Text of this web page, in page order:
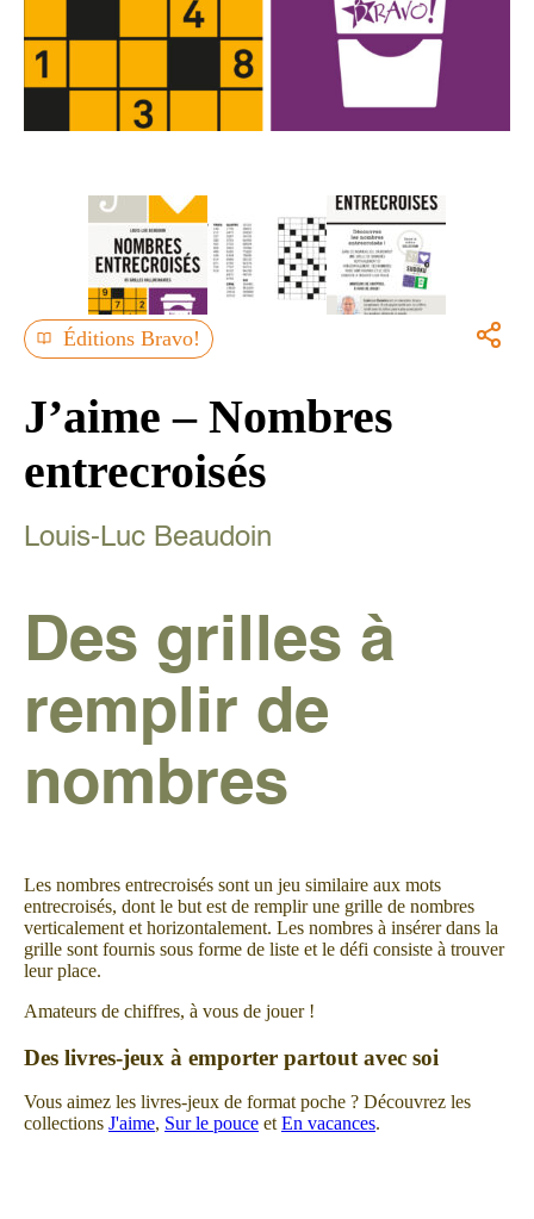
Éditions Bravo!
J’aime – Nombres
entrecroisés
Louis-Luc Beaudoin
Des grilles à
remplir de
nombres
Les nombres entrecroisés sont un jeu similaire aux mots
entrecroisés, dont le but est de remplir une grille de nombres
verticalement et horizontalement. Les nombres à insérer dans la
grille sont fournis sous forme de liste et le défi consiste à trouver
leur place.
Amateurs de chiffres, à vous de jouer !
Des livres-jeux à emporter partout avec soi
Vous aimez les livres-jeux de format poche ? Découvrez les
collections J'aime, Sur le pouce et En vacances.